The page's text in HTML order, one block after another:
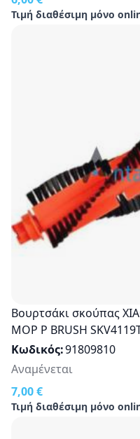
Τιμή διαθέσιμη μόνο
Βουρτσάκι σκούπας
MOP P BRUSH
Κωδικός 91809810
7,00 €
Τιμή διαθέσιμη μόνο
Αναμένεται